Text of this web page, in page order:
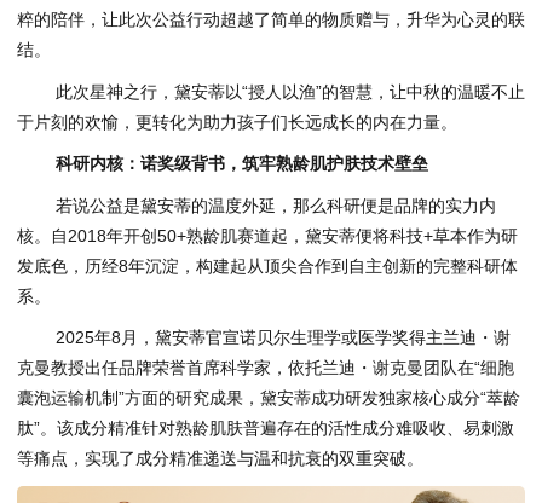
粹的陪伴，让此次公益行动超越了简单的物质赠与，升华为心灵的联
结。
此次星神之行，黛安蒂以“授人以渔”的智慧，让中秋的温暖不止
于片刻的欢愉，更转化为助力孩子们长远成长的内在力量。
科研内核：诺奖级背书，筑牢熟龄肌护肤技术壁垒
若说公益是黛安蒂的温度外延，那么科研便是品牌的实力内
核。自2018年开创50+熟龄肌赛道起，黛安蒂便将科技+草本作为研
发底色，历经8年沉淀，构建起从顶尖合作到自主创新的完整科研体
系。
2025年8月，黛安蒂官宣诺贝尔生理学或医学奖得主兰迪・谢
克曼教授出任品牌荣誉首席科学家，依托兰迪・谢克曼团队在“细胞
囊泡运输机制”方面的研究成果，黛安蒂成功研发独家核心成分“萃龄
肽”。该成分精准针对熟龄肌肤普遍存在的活性成分难吸收、易刺激
等痛点，实现了成分精准递送与温和抗衰的双重突破。